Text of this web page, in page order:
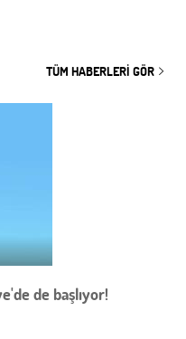
TÜM HABERLERI GÖR
de başlıyor!